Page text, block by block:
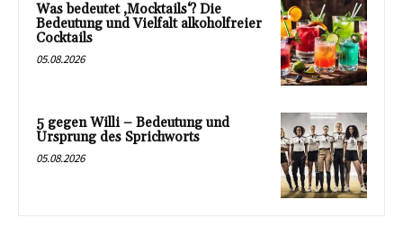
Was bedeutet ‚Mocktails‘? Die
Bedeutung und Vielfalt alkoholfreier
Cocktails
05.08.2026
5 gegen Willi – Bedeutung und
Ursprung des Sprichworts
05.08.2026